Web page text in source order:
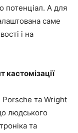
потенціал. А для
саме
і на
Porsche та Wright
людського
та